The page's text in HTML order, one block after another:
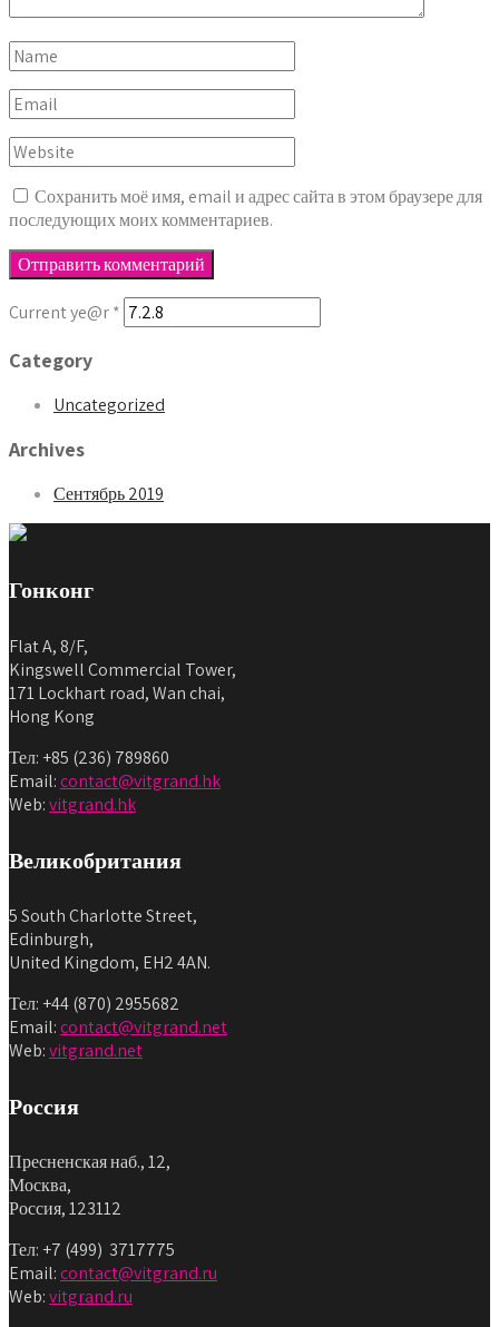
Сохранить моё имя, email и адрес сайта в этом браузере для
последующих моих комментариев.
Current ye@r*
Category
Uncategorized
Archives
Сентябрь 2019
Гонконг
Flat A, 8/F,
Kingswell Commercial Tower,
171 Lockhart road, Wan chai,
Hong Kong
Тел: +85 (236) 789860
Email:contact@vitgrand.hk
Web:vitgrand.hk
Великобритания
5 South Charlotte Street,
Edinburgh,
United Kingdom, EH2 4AN.
Тел: +44 (870) 2955682
Email:contact@vitgrand.net
Web:vitgrand.net
Россия
Пресненская наб., 12,
Москва,
Россия, 123112
Тел: +7 (499) 3717775
Email:contact@vitgrand.ru
Web:vitgrand.ru